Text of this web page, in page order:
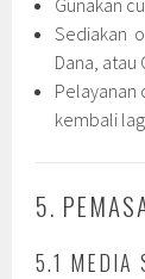
Sediakan
Dana, atau
Pelayanan
kembali
5.
5.1 MEDIA